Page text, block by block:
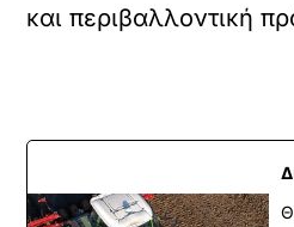
και περιβαλλοντική